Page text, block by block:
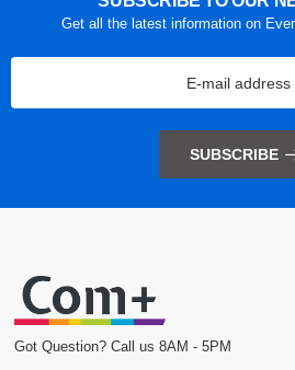
Get all the latest information on
SUBSCRIBE
Got Question? Call us 8AM - 5PM